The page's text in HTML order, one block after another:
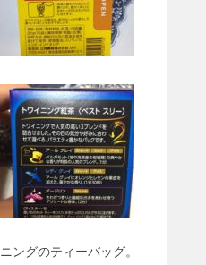
ングのティーバッグ。